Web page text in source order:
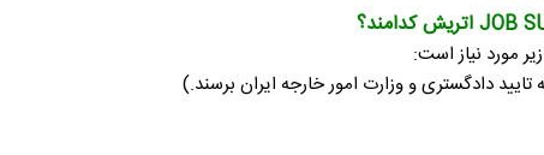
مورد نیاز است:
دادگستری و وزارت امور خارجه ایران برسند.)